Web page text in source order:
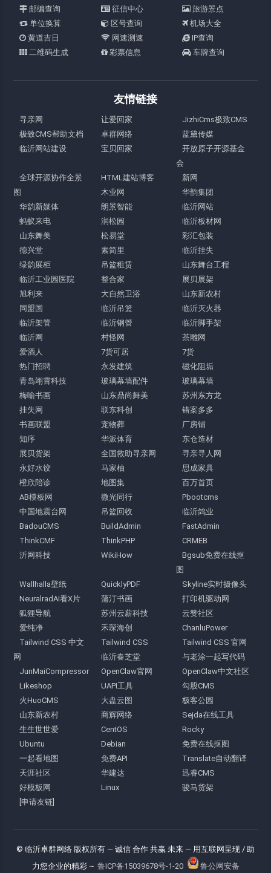
邮编查询
征信中心
旅游景点
单位换算
区号查询
机场大全
黄道吉日
网速测速
IP查询
二维码生成
彩票信息 车牌查询
友情链接
寻亲网 让爱回家
JizhiCms极致CMS
极致CMS帮助文档
卓群网络
蓝黛传媒
临沂网站建设
宝贝回家
开放原子开源基金
会
全球开源协作全景
图
HTML建站博客
新网
木业网
华韵集团
华韵新媒体
朗景智能
临沂网站
蚂蚁来电
润松园
临沂板材网
山东舞美
松易堂
彩汇包装
德兴堂
素简里
临沂挂失
绿韵展柜
吊篮租赁
山东舞台工程
临沂工业园医院
整合家
展贝展架
旭利来
大自然卫浴
山东新农村
同盟国
临沂吊篮
临沂灭火器
临沂架管
临沂钢管
临沂脚手架
临沂网
村怪网
茶雕网
爱酒人
7货可居
7货
热门招聘
永发建筑
磁化阻垢
青岛翊霄科技
玻璃幕墙配件
玻璃幕墙
梅喻书画
山东鼎尚舞美
苏州东方龙
挂失网
联东科创
错案多多
书画联盟
宠物葬
厂房铺
知序
华派体育
东仓造材
展贝货架
全国救助寻亲网
寻亲寻人网
永好水饺
马家柚
思成家具
橙欣陪诊
地图集
百万首页
AB模板网
微光同行
Pbootcms
中国地震台网
吊篮回收
临沂鸽业
BadouCMS
BuildAdmin
FastAdmin
ThinkCMF
ThinkPHP
CRMEB
沂网科技
WikiHow
Bgsub免费在线抠
图
Wallhalla壁纸
QuicklyPDF
Skyline实时摄像头
NeuralradAI看X片
蒲汀书画
打印机驱动网
狐狸导航
苏州云薪科技
云赞社区
爱纯净
禾琛海创
ChanluPower
Tailwind CSS 中文
网
Tailwind CSS
Tailwind CSS 官网
临沂春芝堂
与老涂一起写代码
JunMaiCompressor
OpenClaw官网
OpenClaw中文社区
Likeshop
UAPI工具
勾股CMS
火HuoCMS
大盘云图
极客公园
山东新农村
商辉网络
Sejda在线工具
生生世世爱
CentOS
Rocky
Ubuntu
Debian
免费在线抠图
一起看地图
免费API
Translate自动翻译
天涯社区
华建达
迅睿CMS
好模板网
Linux
骏马货架
[申请友链]
© 临沂卓群网络 版权所有 — 诚信 合作 共赢 未来 — 用互联网呈现 / 助
力您企业的精彩 ~ 鲁ICP备15039678号-1-20 鲁公网安备